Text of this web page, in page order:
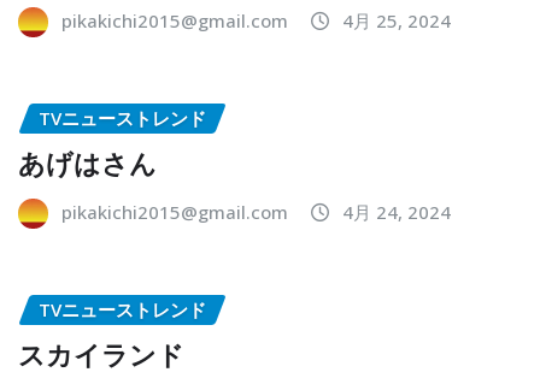
pikakichi2015@gmail.com 4月 25, 2024
TVニューストレンド
あげはさん
pikakichi2015@gmail.com 4月 24, 2024
TVニューストレンド
スカイランド